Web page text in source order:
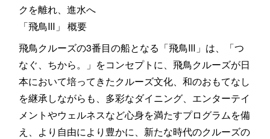
クを離れ、進水へ
「飛鳥Ⅲ」 概要
飛鳥クルーズの3番目の船となる「飛鳥Ⅲ」は、「つ
なぐ、ちから。」をコンセプトに、飛鳥クルーズが日
本において培ってきたクルーズ文化、和のおもてなし
を継承しながらも、多彩なダイニング、エンターテイ
メントやウェルネスなど心身を満たすプログラムを備
え、より自由により豊かに、新たな時代のクルーズの